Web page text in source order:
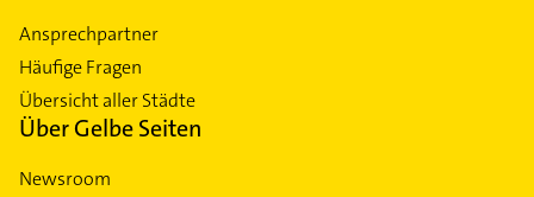
Ansprechpartner
Häufige Fragen
Übersicht aller Städte
Über Gelbe Seiten
Newsroom